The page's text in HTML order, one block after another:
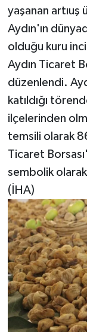
yaşanan artıuş
Aydın'ın
olduğu kuru
Aydın Ticaret
düzenlendi.
katıldığı
ilçelerinden
temsili olarak
Ticaret
sembolik
(İHA)